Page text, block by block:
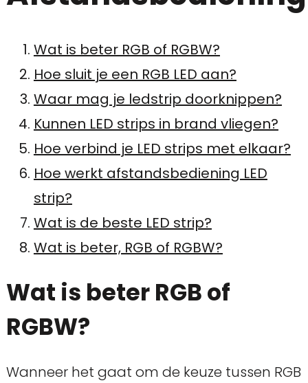
Wat is beter RGB of RGBW?
Hoe sluit je een RGB LED aan?
Waar mag je ledstrip doorknippen?
Kunnen LED strips in brand vliegen?
Hoe verbind je LED strips met elkaar?
Hoe werkt afstandsbediening LED
strip?
Wat is de beste LED strip?
Wat is beter, RGB of RGBW?
Wat is beter RGB of
RGBW?
Wanneer het gaat om de keuze tussen RGB